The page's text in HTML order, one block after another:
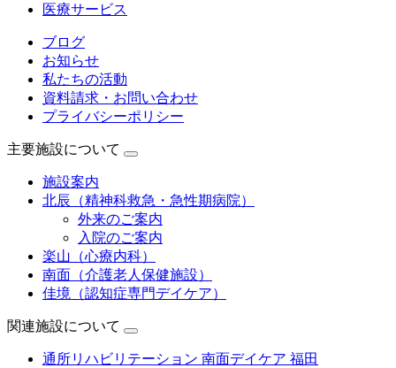
医療サービス
ブログ
お知らせ
私たちの活動
資料請求・お問い合わせ
プライバシーポリシー
主要施設について
施設案内
北辰（精神科救急・急性期病院）
外来のご案内
入院のご案内
楽山（心療内科）
南面（介護老人保健施設）
佳境（認知症専門デイケア）
関連施設について
通所リハビリテーション 南面デイケア 福田